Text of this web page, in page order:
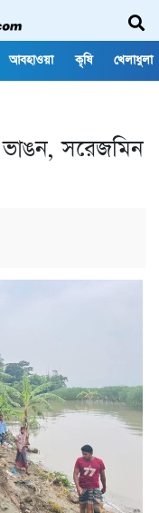
আবহাওয়া কৃষি খেলাধুলা
ভাঙন, সরেজমিন